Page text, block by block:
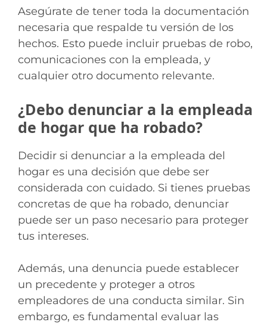
Asegúrate de tener toda la documentación
necesaria que respalde tu versión de los
hechos. Esto puede incluir pruebas de robo,
comunicaciones con la empleada, y
cualquier otro documento relevante.
¿Debo denunciar a la empleada
de hogar que ha robado?
Decidir si denunciar a la empleada del
hogar es una decisión que debe ser
considerada con cuidado. Si tienes pruebas
concretas de que ha robado, denunciar
puede ser un paso necesario para proteger
tus intereses.
Además, una denuncia puede establecer
un precedente y proteger a otros
empleadores de una conducta similar. Sin
embargo, es fundamental evaluar las